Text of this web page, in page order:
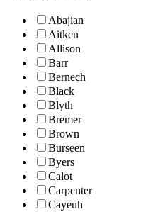
Abajian
Aitken
Allison
Barr
Bernech
Black
Blyth
Bremer
Brown
Burseen
Byers
Calot
Carpenter
Cayeuh